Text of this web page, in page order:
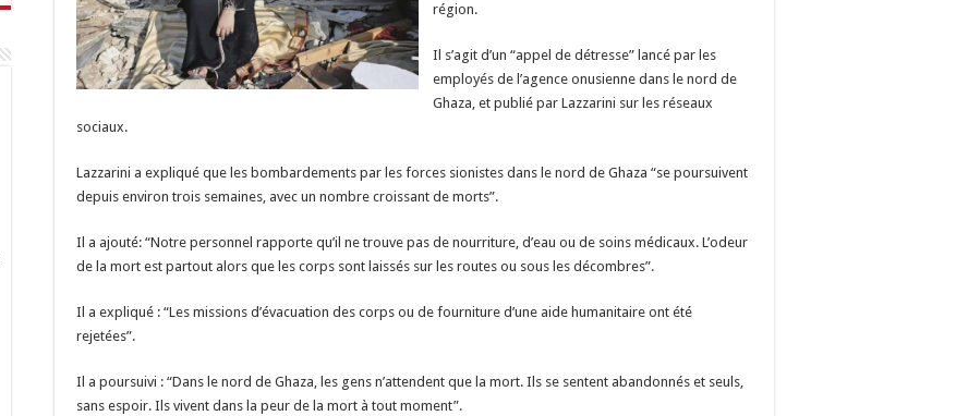
région.
Il s’agit d’un “appel de détresse” lancé par les
employés de l’agence onusienne dans le nord de
Ghaza, et publié par Lazzarini sur les réseaux
sociaux.
Lazzarini a expliqué que les bombardements par les forces sionistes dans le nord de Ghaza “se poursuivent
depuis environ trois semaines, avec un nombre croissant de morts”.
Il a ajouté: “Notre personnel rapporte qu’il ne trouve pas de nourriture, d’eau ou de soins médicaux. L’odeur
de la mort est partout alors que les corps sont laissés sur les routes ou sous les décombres”.
Il a expliqué : “Les missions d’évacuation des corps ou de fourniture d’une aide humanitaire ont été
rejetées”.
Il a poursuivi : “Dans le nord de Ghaza, les gens n’attendent que la mort. Ils se sentent abandonnés et seuls,
sans espoir. Ils vivent dans la peur de la mort à tout moment”.